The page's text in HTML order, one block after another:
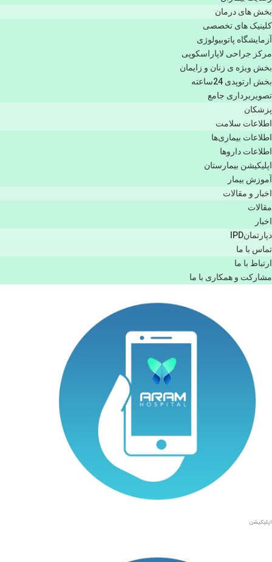
بخش های درمان
کلینیک های تخصصی
آزمایشگاه پاتوبیولوژی
مرکز جراحی لاپاراسکوپی
بخش ویژه ی زنان و زایمان
بخش ارتوپدی 24ساعته
تصویربرداری جامع
پزشكان
اطلاعات سلامت
اطلاعات بیماری‌ها
اطلاعات دارو‌ها
اپليكيشن بيمارستان
آموزش بیمار
اخبار و مقالات
مقالات
اخبار
دپارتمانIPD
تماس با ما
ارتباط با ما
مشاركت و همكاری با ما
اپلیکیشن